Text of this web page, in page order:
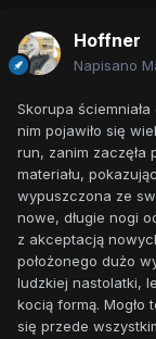
Hoffner
Napisano
Skorupa
nim pojawiło się
run, zanim zaczęła
materiału,
wypuszczona ze
nowe, długie nogi
z akceptacją
położonego dużo
ludzkiej nastolatki,
kocią formą. Mogło
się przede